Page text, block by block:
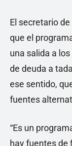
El secretario
que el
una salida a
de deuda a
ese sentido,
fuentes
“Es un
hay fuentes de